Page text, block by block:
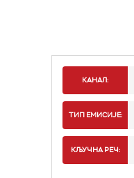
КАНАЛ:
ТИП ЕМИСИЈЕ:
КЉУЧНА РЕЧ: